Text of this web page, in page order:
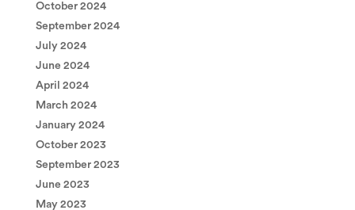
October 2024
September 2024
July 2024
June 2024
April 2024
March 2024
January 2024
October 2023
September 2023
June 2023
May 2023